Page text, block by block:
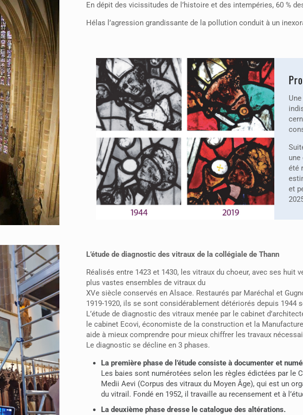
En dépit des vicissitudes de l’histoire et des intempéries, 60 %
Hélas l’agression grandissante de la pollution conduit à un
été
et
L’étude de diagnostic des vitraux de la collégiale de Thann
Réalisés entre 1423 et 1430, les vitraux du choeur, avec ses huit
plus vastes ensembles de vitraux du
XVe siècle conservés en Alsace. Restaurés par Maréchal et
1919-1920, ils se sont considérablement détériorés depuis 1944
L’étude de diagnostic des vitraux menée par le cabinet
le cabinet Ecovi, économiste de la construction et la
aide à mieux comprendre pour mieux chiffrer les travaux
Le diagnostic se décline en 3 phases.
La première phase de l’étude consiste à documenter et
Les baies sont numérotées selon les règles édictées par le
Medii Aevi (Corpus des vitraux du Moyen Âge), qui est un
du vitrail. Fondé en 1952, il travaille au recensement et à
La deuxième phase dresse le catalogue des altérations.